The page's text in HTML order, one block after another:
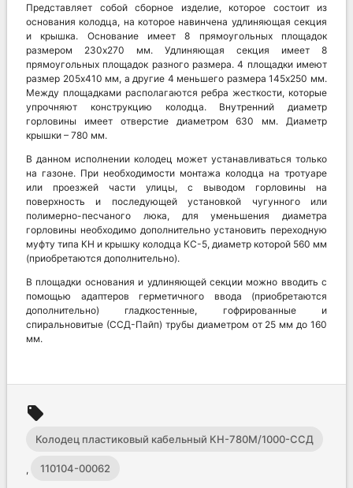
Представляет собой сборное изделие, которое состоит из
основания колодца, на которое навинчена удлиняющая секция
и крышка. Основание имеет 8 прямоугольных площадок
размером 230х270 мм. Удлиняющая секция имеет 8
прямоугольных площадок разного размера. 4 площадки имеют
размер 205х410 мм, а другие 4 меньшего размера 145х250 мм.
Между площадками располагаются ребра жесткости, которые
упрочняют конструкцию колодца. Внутренний диаметр
горловины имеет отверстие диаметром 630 мм. Диаметр
крышки – 780 мм.
В данном исполнении колодец может устанавливаться только
на газоне. При необходимости монтажа колодца на тротуаре
или проезжей части улицы, с выводом горловины на
поверхность и последующей установкой чугунного или
полимерно-песчаного люка, для уменьшения диаметра
горловины необходимо дополнительно установить переходную
муфту типа КН и крышку колодца КС-5, диаметр которой 560 мм
(приобретаются дополнительно).
В площадки основания и удлиняющей секции можно вводить с
помощью адаптеров герметичного ввода (приобретаются
дополнительно) гладкостенные, гофрированные и
спиральновитые (ССД-Пайп) трубы диаметром от 25 мм до 160
мм.
local_offer
Колодец пластиковый кабельный КН-780М/1000-ССД
, 110104-00062